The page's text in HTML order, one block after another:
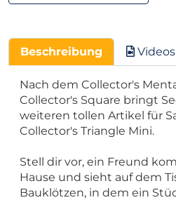
Beschreibung Videos
Nach dem Collector's
Collector's Square bringt
weiteren tollen Artikel für
Collector's Triangle Mini.
Stell dir vor, ein Freund
Hause und sieht auf dem
Bauklötzen, in dem ein